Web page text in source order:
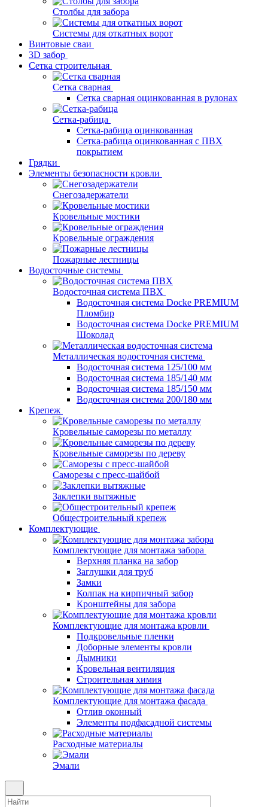
Столбы для забора
Системы для откатных ворот
Винтовые сваи
3D забор
Сетка строительная
Сетка сварная
Сетка сварная оцинкованная в рулонах
Сетка-рабица
Сетка-рабица оцинкованная
Сетка-рабица оцинкованная с ПВХ
покрытием
Грядки
Элементы безопасности кровли
Снегозадержатели
Кровельные мостики
Кровельные ограждения
Пожарные лестницы
Водосточные системы
Водосточная система ПВХ
Водосточная система Docke PREMIUM
Пломбир
Водосточная система Docke PREMIUM
Шоколад
Металлическая водосточная система
Водосточная система 125/100 мм
Водосточная система 185/140 мм
Водосточная система 185/150 мм
Водосточная система 200/180 мм
Крепеж
Кровельные саморезы по металлу
Кровельные саморезы по дереву
Саморезы с пресс-шайбой
Заклепки вытяжные
Общестроительный крепеж
Комплектующие
Комплектующие для монтажа забора
Верхняя планка на забор
Заглушки для труб
Замки
Колпак на кирпичный забор
Кронштейны для забора
Комплектующие для монтажа кровли
Подкровельные пленки
Доборные элементы кровли
Дымники
Кровельная вентиляция
Строительная химия
Комплектующие для монтажа фасада
Отлив оконный
Элементы подфасадной системы
Расходные материалы
Эмали